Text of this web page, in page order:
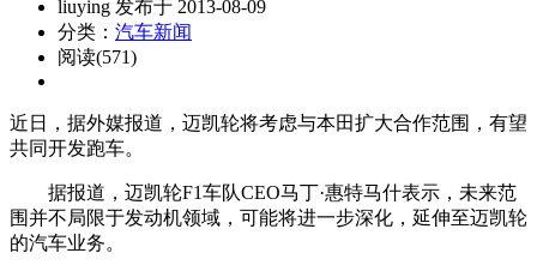
liuying 发布于 2013-08-09
分类： 汽车新闻
阅读(571)
近日，据外媒报道，迈凯轮将考虑与本田扩大合作范围，有望
共同开发跑车。
据报道，迈凯轮F1车队CEO马丁·惠特马什表示，未来范
围并不局限于发动机领域，可能将进一步深化，延伸至迈凯轮
的汽车业务。